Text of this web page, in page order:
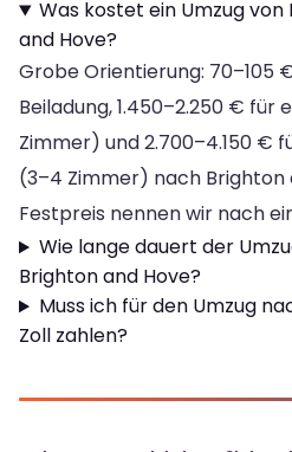
Was kostet ein Umzug
and Hove?
Grobe Orientierung: 70–105
Beiladung, 1.450–2.250 € für
Zimmer) und 2.700–4.150 €
(3–4 Zimmer) nach Brighton
Festpreis nennen wir nach
Wie lange dauert der
Brighton and Hove?
Muss ich für den Umzug
Zoll zahlen?